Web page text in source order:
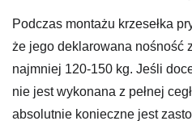
Podczas montażu krzesełka
że jego deklarowana nośność
najmniej 120-150 kg. Jeśli
nie jest wykonana z pełnej
absolutnie konieczne jest